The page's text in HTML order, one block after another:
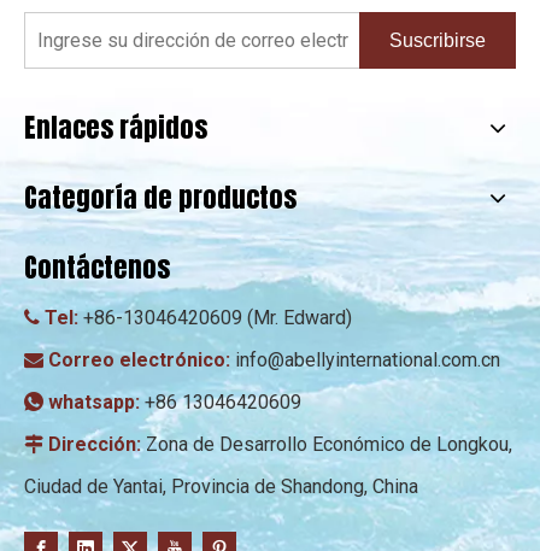
Suscribirse
Enlaces rápidos
Categoría de productos
Contáctenos
 Tel: +86-13046420609 (Mr. Edward)
 Correo electrónico: info@abellyinternational.com.cn
 whatsapp:+86 13046420609
 Dirección:Zona de Desarrollo Económico de Longkou,
Ciudad de Yantai, Provincia de Shandong, China